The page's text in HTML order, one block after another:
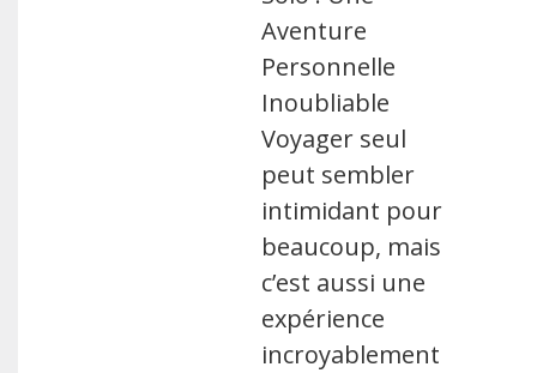
Aventure
Personnelle
Inoubliable
Voyager seul
peut sembler
intimidant pour
beaucoup, mais
c’est aussi une
expérience
incroyablement